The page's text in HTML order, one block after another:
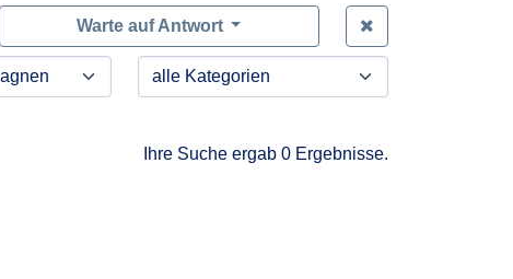
Warte auf Antwort
Ihre Suche ergab 0 Ergebnisse.